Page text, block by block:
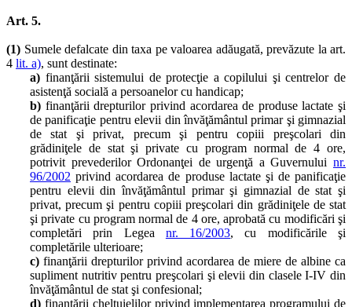
Art. 5.
(1) Sumele defalcate din taxa pe valoarea adăugată, prevăzute la art.
4 lit. a), sunt destinate:
a) finanţării sistemului de protecţie a copilului şi centrelor de
asistenţă socială a persoanelor cu handicap;
b) finanţării drepturilor privind acordarea de produse lactate şi
de panificaţie pentru elevii din învăţământul primar şi gimnazial
de stat şi privat, precum şi pentru copiii preşcolari din
grădiniţele de stat şi private cu program normal de 4 ore,
potrivit prevederilor Ordonanţei de urgenţă a Guvernului nr.
96/2002 privind acordarea de produse lactate şi de panificaţie
pentru elevii din învăţământul primar şi gimnazial de stat şi
privat, precum şi pentru copiii preşcolari din grădiniţele de stat
şi private cu program normal de 4 ore, aprobată cu modificări şi
completări prin Legea nr. 16/2003, cu modificările şi
completările ulterioare;
c) finanţării drepturilor privind acordarea de miere de albine ca
supliment nutritiv pentru preşcolari şi elevii din clasele I-IV din
învăţământul de stat şi confesional;
d) finanţării cheltuielilor privind implementarea programului de